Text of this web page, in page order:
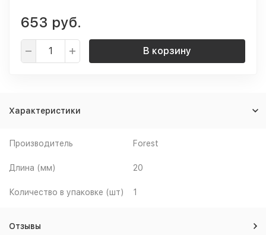
653 руб.
В корзину
Характеристики
Производитель Forest
Длина (мм) 20
Количество в упаковке (шт) 1
Отзывы